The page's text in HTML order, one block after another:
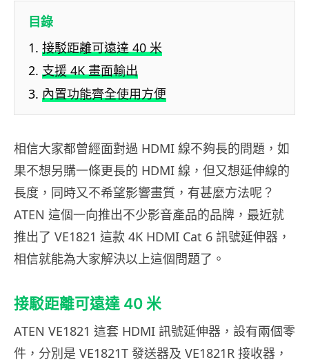
目錄
接駁距離可遠達 40 米
支援 4K 畫面輸出
內置功能齊全使用方便
相信大家都曾經面對過 HDMI 線不夠長的問題，如
果不想另購一條更長的 HDMI 線，但又想延伸線的
長度，同時又不希望影響畫質，有甚麼方法呢？
ATEN 這個一向推出不少影音產品的品牌，最近就
推出了 VE1821 這款 4K HDMI Cat 6 訊號延伸器，
相信就能為大家解決以上這個問題了。
接駁距離可遠達 40 米
ATEN VE1821 這套 HDMI 訊號延伸器，設有兩個零
件，分別是 VE1821T 發送器及 VE1821R 接收器，